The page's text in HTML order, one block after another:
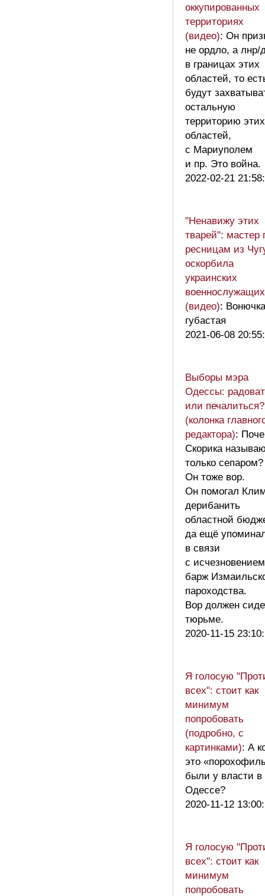
оккупированных
территориях
(видео): Он
не ордло, а лнр/
в границах этих
областей, то
будут
остальную
территорию этих
областей,
с Мариуполем
и пр. Это
2022-02-21
"Ненавижу этих
тварей": мастер
ресницам из
оскорбила
украинских
военнослужащих
(видео): Вонючка
губастая
2021-06-08
Выборы мэра
Одессы:
или печалиться?
(колонка
редактора):
Скорика
только сепаром?
Он тоже вор.
Он помогал
дерибанить
областной
да ещё
в связи
с исчезновением
барж
пароходства.
Вор должен
тюрьме.
2020-11-15
Я голосую
всех": стоит как
минимум
попробовать
(подробно, с
картинками): А
это
были у власти в
Одессе?
2020-11-12
Я голосую
всех": стоит как
минимум
попробовать